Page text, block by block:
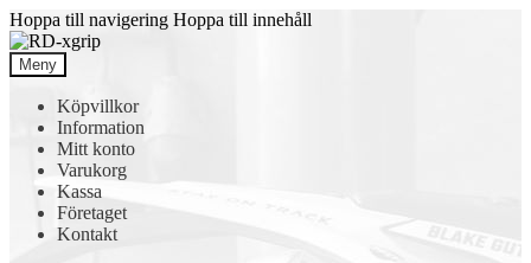
Hoppa till navigering Hoppa till innehåll
Meny
Köpvillkor
Information
Mitt konto
Varukorg
Kassa
Företaget
Kontakt